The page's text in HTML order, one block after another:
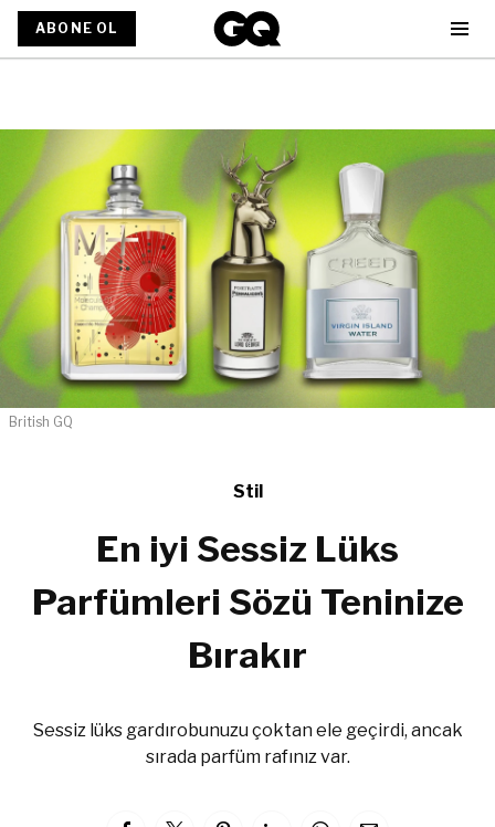
ABONE OL
British GQ
Stil
En iyi Sessiz Lüks
Parfümleri Sözü Teninize
Bırakır
Sessiz lüks gardırobunuzu çoktan ele geçirdi, ancak
sırada parfüm rafınız var.